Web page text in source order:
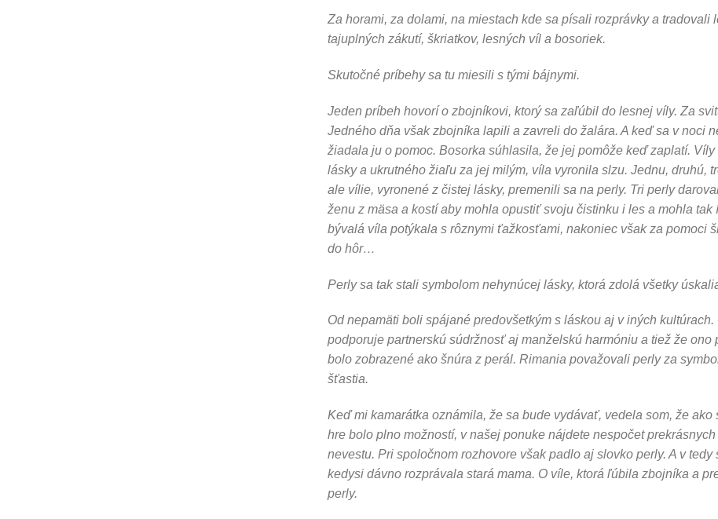
Za horami, za dolami, na miestach kde sa písali rozprávky a tradovali
tajuplných zákutí, škriatkov, lesných víl a bosoriek.
Skutočné príbehy sa tu miesili s tými bájnymi.
Jeden príbeh hovorí o zbojníkovi, ktorý sa zaľúbil do lesnej víly. Za
Jedného dňa však zbojníka lapili a zavreli do žalára. A keď sa v noci
žiadala ju o pomoc. Bosorka súhlasila, že jej pomôže keď zaplatí.
lásky a ukrutného žiaľu za jej milým, víla vyronila slzu. Jednu, druhú,
ale vílie, vyronené z čistej lásky, premenili sa na perly. Tri perly
ženu z mäsa a kostí aby mohla opustiť svoju čistinku i les a mohla
bývalá víla potýkala s rôznymi ťažkosťami, nakoniec však za pomoci
do hôr…
Perly sa tak stali symbolom nehynúcej lásky, ktorá zdolá všetky
Od nepamäti boli spájané predovšetkým s láskou aj v iných
podporuje partnerskú súdržnosť aj manželskú harmóniu a tiež že
bolo zobrazené ako šnúra z perál. Rimania považovali perly za
šťastia.
Keď mi kamarátka oznámila, že sa bude vydávať, vedela som, že
hre bolo plno možností, v našej ponuke nájdete nespočet
nevestu. Pri spoločnom rozhovore však padlo aj slovko perly. A v
kedysi dávno rozprávala stará mama. O víle, ktorá ľúbila zbojníka a
perly.